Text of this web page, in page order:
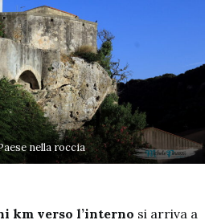
nella roccia
km verso l’interno si arriva a